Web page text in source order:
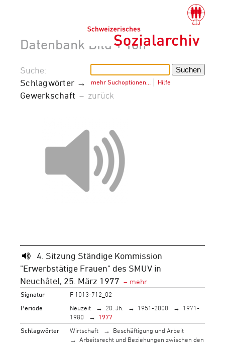
Datenbank Bild + Ton
mehr Suchoptionen… Hilfe
Suche:
Schlagwörter →
Gewerkschaft – zurück
4. Sitzung Ständige Kommission
"Erwerbstätige Frauen" des SMUV in
Neuchâtel, 25. März 1977
Signatur
F 1013-712_02
Periode
Neuzeit 20. Jh. 1951-2000
1971-
1980
1977
Schlagwörter
Wirtschaft
Beschäftigung und Arbeit
Arbeitsrecht und Beziehungen zwischen den